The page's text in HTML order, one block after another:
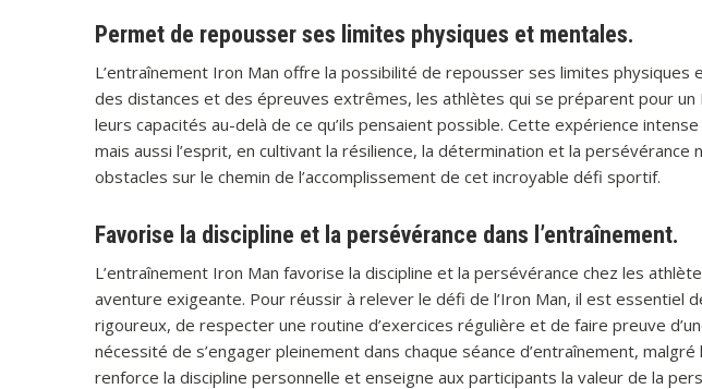
Permet de repousser ses limites physiques et mentales.
L’entraînement Iron Man offre la possibilité de repousser ses limites physiques
des distances et des épreuves extrêmes, les athlètes qui se préparent pour
leurs capacités au-delà de ce qu’ils pensaient possible. Cette expérience
mais aussi l’esprit, en cultivant la résilience, la détermination et la
obstacles sur le chemin de l’accomplissement de cet incroyable défi sportif.
Favorise la discipline et la persévérance dans l’entraînement.
L’entraînement Iron Man favorise la discipline et la persévérance chez les
aventure exigeante. Pour réussir à relever le défi de l’Iron Man, il est essentiel
rigoureux, de respecter une routine d’exercices régulière et de faire preuve
nécessité de s’engager pleinement dans chaque séance d’entraînement,
renforce la discipline personnelle et enseigne aux participants la valeur de la